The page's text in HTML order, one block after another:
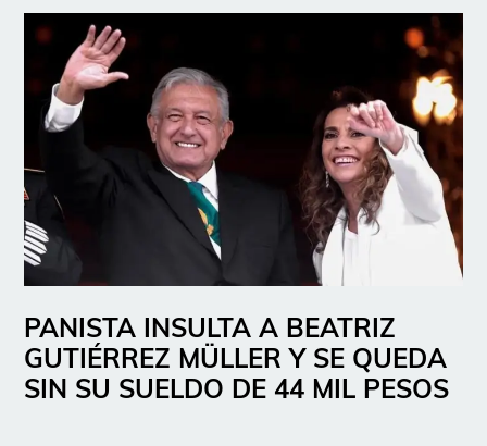
PANISTA INSULTA A BEATRIZ
GUTIÉRREZ MÜLLER Y SE QUEDA
SIN SU SUELDO DE 44 MIL PESOS